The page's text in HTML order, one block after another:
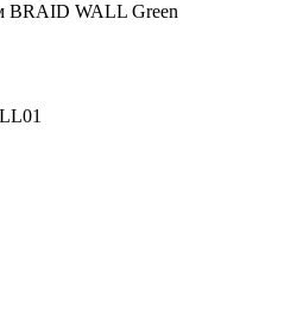
BRAID WALL Green